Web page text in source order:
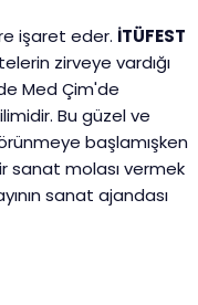
işaret eder. İTÜFEST
zirveye vardığı
de Med Çim'de
Bu güzel ve
başlamışken
sanat molası vermek
sanat ajandası